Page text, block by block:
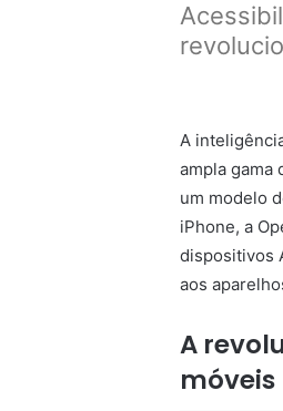
A
ampla gama
um modelo
iPhone, a
dispositivos
aos
A
móveis